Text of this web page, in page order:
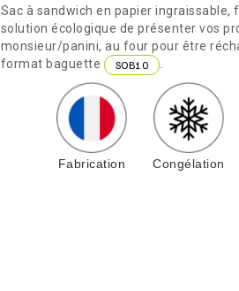
Sac à sandwich en papier
solution écologique de présenter vos
monsieur/panini, au four pour être
format baguette
SOB10 .
Fabrication Congélation